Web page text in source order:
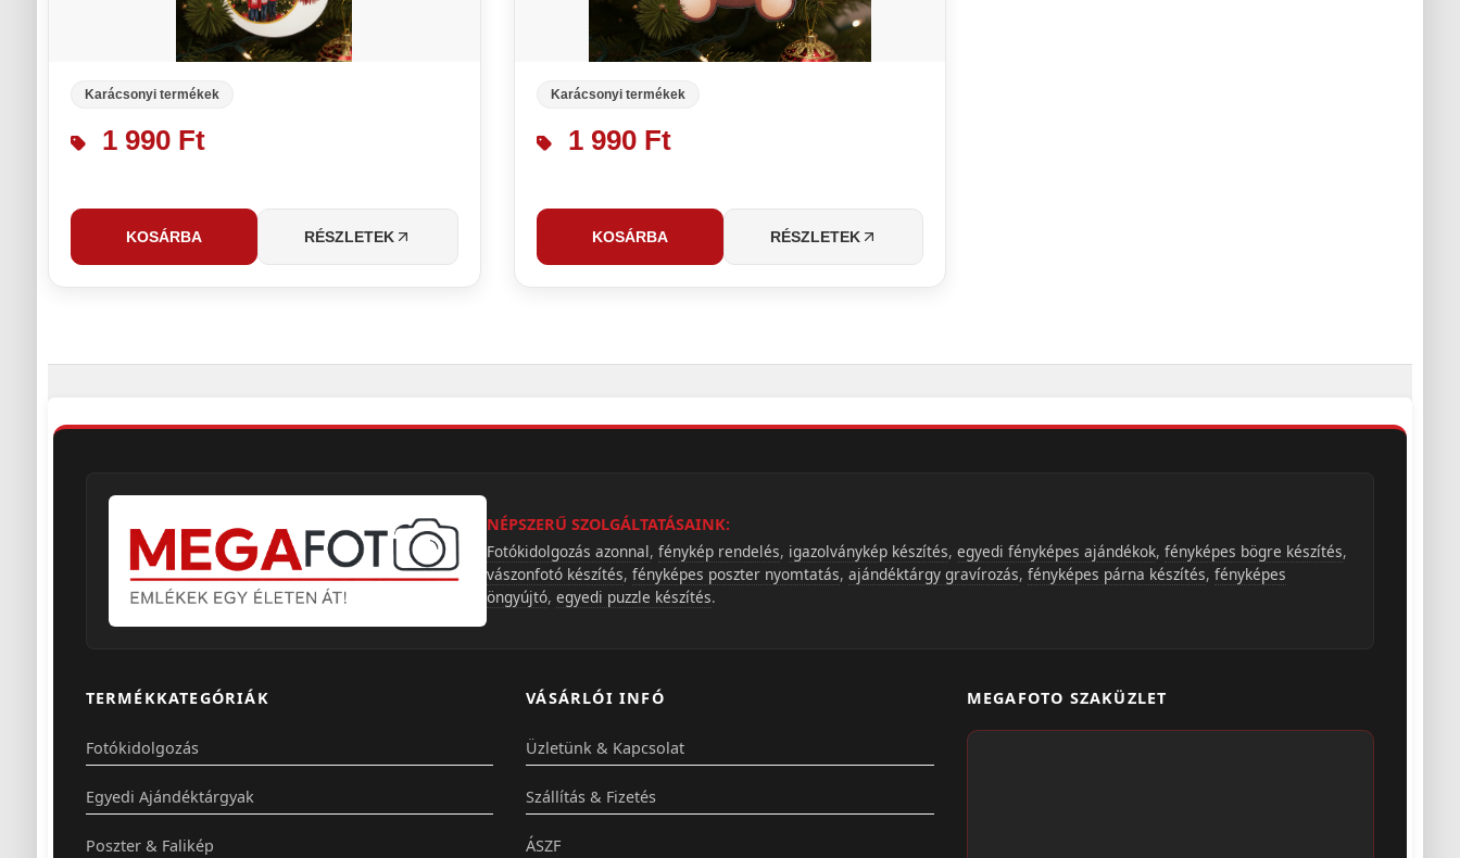
Karácsonyi termékek
1 990 Ft
KOSÁRBA RÉSZLETEK
Karácsonyi termékek
1 990 Ft
KOSÁRBA RÉSZLETEK
NÉPSZERŰ SZOLGÁLTATÁSAINK:
Fotókidolgozás azonnal, fénykép rendelés, igazolványkép készítés, egyedi fényképes ajándékok, fényképes bögre készítés,
vászonfotó készítés, fényképes poszter nyomtatás, ajándéktárgy gravírozás, fényképes párna készítés, fényképes
öngyújtó, egyedi puzzle készítés.
TERMÉKKATEGÓRIÁK
Fotókidolgozás
Egyedi Ajándéktárgyak
Poszter & Falikép
VÁSÁRLÓI INFÓ
Üzletünk & Kapcsolat
Szállítás & Fizetés
ÁSZF
MEGAFOTO SZAKÜZLET